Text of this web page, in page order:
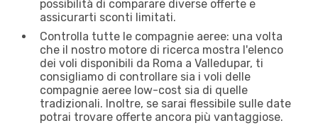
possibilità di comparare diverse offerte e
assicurarti sconti limitati.
Controlla tutte le compagnie aeree: una volta
che il nostro motore di ricerca mostra l'elenco
dei voli disponibili da Roma a Valledupar, ti
consigliamo di controllare sia i voli delle
compagnie aeree low-cost sia di quelle
tradizionali. Inoltre, se sarai flessibile sulle date
potrai trovare offerte ancora più vantaggiose.